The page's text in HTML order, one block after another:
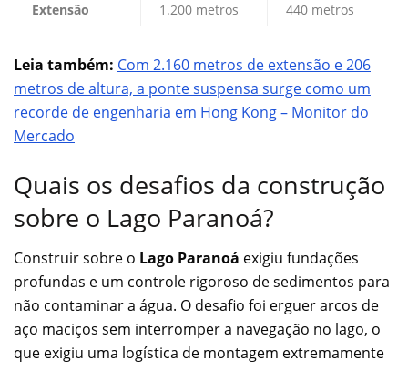
Extensão
1.200 metros 440 metros
Leia também: Com 2.160 metros de extensão e 206
metros de altura, a ponte suspensa surge como um
recorde de engenharia em Hong Kong – Monitor do
Mercado
Quais os desafios da construção
sobre o Lago Paranoá?
Construir sobre o Lago Paranoá exigiu fundações
profundas e um controle rigoroso de sedimentos para
não contaminar a água. O desafio foi erguer arcos de
aço maciços sem interromper a navegação no lago, o
que exigiu uma logística de montagem extremamente